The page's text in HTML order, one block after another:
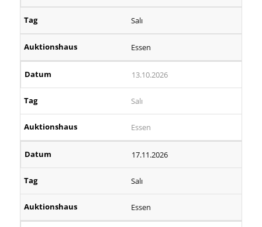
Salı
Essen
13.10.2026
Salı
Essen
17.11.2026
Salı
Essen